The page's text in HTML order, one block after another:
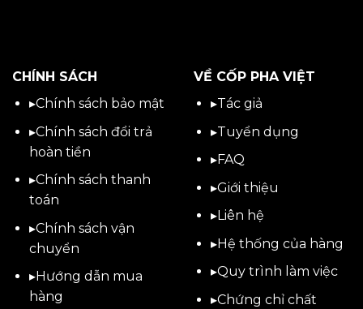
CHÍNH SÁCH
▸Chính sách bảo mật
▸Chính sách đổi trả
hoàn tiền
▸Chính sách thanh
toán
▸Chính sách vận
chuyển
▸Hướng dẫn mua
hàng
VỀ CỐP PHA VIỆT
▸Tác giả
▸Tuyển dụng
▸FAQ
▸Giới thiệu
▸Liên hệ
▸Hệ thống của hàng
▸Quy trình làm việc
▸Chứng chỉ chất